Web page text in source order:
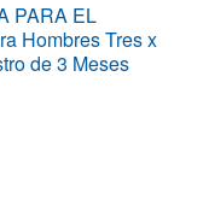
PARA EL
Hombres Tres x
de 3 Meses